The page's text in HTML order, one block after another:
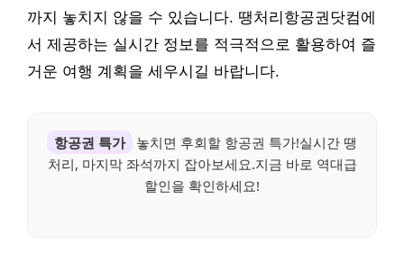
까지 놓치지 않을 수 있습니다. 땡처리항공권닷컴에
서 제공하는 실시간 정보를 적극적으로 활용하여 즐
거운 여행 계획을 세우시길 바랍니다.
항공권 특가
놓치면 후회할 항공권 특가!실시간 땡
처리, 마지막 좌석까지 잡아보세요.지금 바로 역대급
할인을 확인하세요!